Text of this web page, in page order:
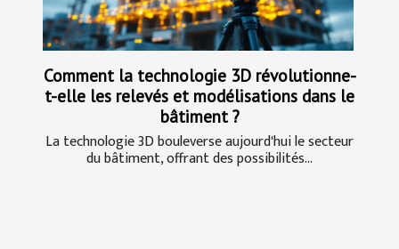
Comment la technologie 3D révolutionne-
t-elle les relevés et modélisations dans le
bâtiment ?
La technologie 3D bouleverse aujourd'hui le secteur
du bâtiment, offrant des possibilités...